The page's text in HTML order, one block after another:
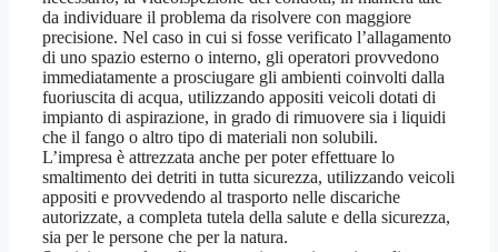
da individuare il problema da risolvere con maggiore
precisione. Nel caso in cui si fosse verificato l’allagamento
di uno spazio esterno o interno, gli operatori provvedono
immediatamente a prosciugare gli ambienti coinvolti dalla
fuoriuscita di acqua, utilizzando appositi veicoli dotati di
impianto di aspirazione, in grado di rimuovere sia i liquidi
che il fango o altro tipo di materiali non solubili.
L’impresa è attrezzata anche per poter effettuare lo
smaltimento dei detriti in tutta sicurezza, utilizzando veicoli
appositi e provvedendo al trasporto nelle discariche
autorizzate, a completa tutela della salute e della sicurezza,
sia per le persone che per la natura.